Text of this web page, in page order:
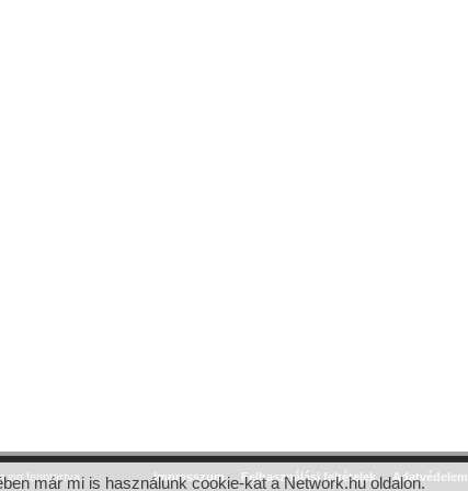
jog fenntartva. Impresszum Felhasználási feltételek Adatvédelem
már mi is használunk cookie-kat a Network.hu oldalon.